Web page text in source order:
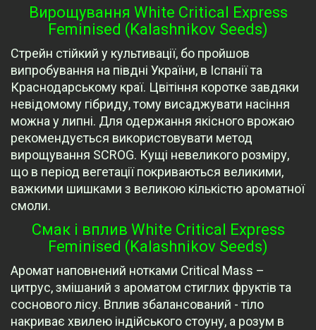
Вирощування White Critical Express
Feminised (Kalashnikov Seeds)
Стрейн стійкий у культивації, бо пройшов
випробування на півдні України, в Іспанії та
Краснодарському краї. Цвітіння коротке завдяки
невідомому гібриду, тому висаджувати насіння
можна у липні. Для одержання якісного врожаю
рекомендується використовувати метод
вирощування SCROG. Кущі невеликого розміру,
що в період вегетації покриваються великими,
важкими шишками з великою кількістю ароматної
смоли.
Смак і вплив White Critical Express
Feminised (Kalashnikov Seeds)
Аромат наповнений нотками Critical Mass –
цитрус, змішаний з ароматом стиглих фруктів та
соснового лісу. Вплив збалансований - тіло
накриває хвилею індійського стоуну, а розум в